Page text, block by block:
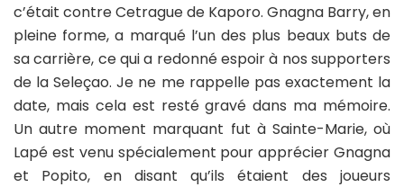
c’était contre Cetrague de Kaporo. Gnagna Barry, en
pleine forme, a marqué l’un des plus beaux buts de
sa carrière, ce qui a redonné espoir à nos supporters
de la Seleçao. Je ne me rappelle pas exactement la
date, mais cela est resté gravé dans ma mémoire.
Un autre moment marquant fut à Sainte-Marie, où
Lapé est venu spécialement pour apprécier Gnagna
et Popito, en disant qu’ils étaient des joueurs